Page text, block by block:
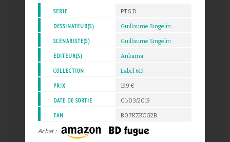
SERIE P.T.S.D.
DESSINATEUR(S) Guillaume Singelin
SCENARISTE(S) Guillaume Singelin
EDITEUR(S) Ankama
COLLECTION Label 619
PRIX 19.9 €
DATE DE SORTIE 01/03/2019
EAN B07KZKCG2B
Achat :